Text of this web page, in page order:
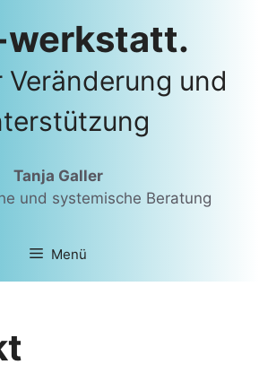
werkstatt.
Veränderung und
Tanja Galler
und systemische Beratung
Menü